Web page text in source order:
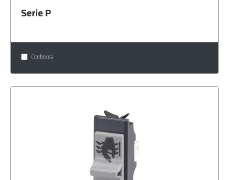
Serie P
Confronta